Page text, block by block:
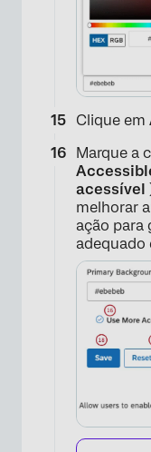
Clique em
Marque a
acessível
melhorar
ação para
adequado